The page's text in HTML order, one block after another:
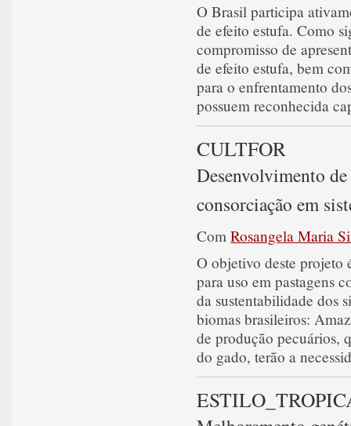
O Brasil participa
de efeito estufa. Como
compromisso de
de efeito estufa, bem
para o enfrentamento
possuem reconhecida
CULTFOR
Desenvolvimento
consorciação em
ComRosangela Maria
O objetivo deste projeto
para uso em pastagens
da sustentabilidade dos
biomas brasileiros:
de produção pecuários,
do gado, terão a